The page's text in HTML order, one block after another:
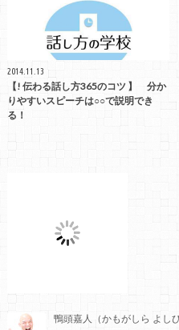
2014.11.13
【! 伝わる話し方365のコツ 】 分か
りやすいスピーチは○○で説明でき
る！